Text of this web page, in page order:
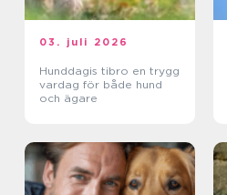
03. juli 2026
Hunddagis tibro en trygg
vardag för både hund
och ägare